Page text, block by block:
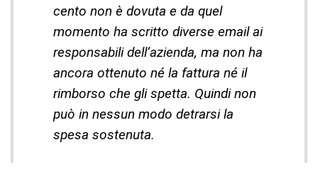
cento non è dovuta e da quel
momento ha scritto diverse email ai
responsabili dell’azienda, ma non ha
ancora ottenuto né la fattura né il
rimborso che gli spetta. Quindi non
può in nessun modo detrarsi la
spesa sostenuta.